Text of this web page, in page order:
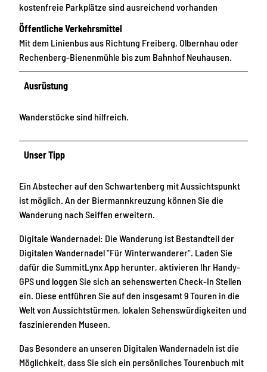
kostenfreie Parkplätze sind ausreichend vorhanden
Öffentliche Verkehrsmittel
Mit dem Linienbus aus Richtung Freiberg, Olbernhau oder
Rechenberg-Bienenmühle bis zum Bahnhof Neuhausen.
Ausrüstung
Wanderstöcke sind hilfreich.
Unser Tipp
Ein Abstecher auf den Schwartenberg mit Aussichtspunkt
ist möglich. An der Biermannkreuzung können Sie die
Wanderung nach Seiffen erweitern.
Digitale Wandernadel: Die Wanderung ist Bestandteil der
Digitalen Wandernadel "Für Winterwanderer". Laden Sie
dafür die SummitLynx App herunter, aktivieren Ihr Handy-
GPS und loggen Sie sich an sehenswerten Check-In Stellen
ein. Diese entführen Sie auf den insgesamt 9 Touren in die
Welt von Aussichtstürmen, lokalen Sehenswürdigkeiten und
faszinierenden Museen.
Das Besondere an unseren Digitalen Wandernadeln ist die
Möglichkeit, dass Sie sich ein persönliches Tourenbuch mit